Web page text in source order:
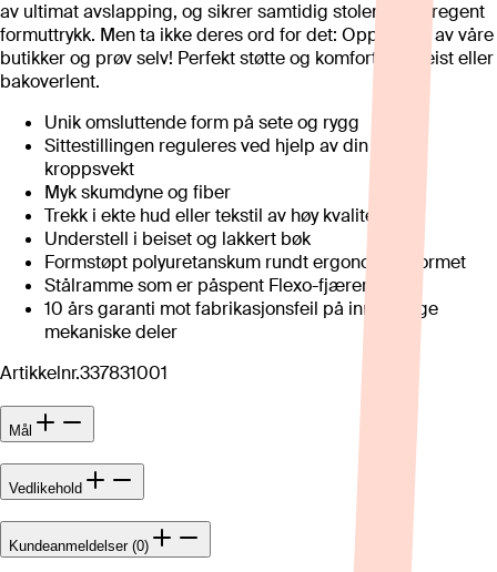
av ultimat avslapping, og sikrer samtidig stolen et særegent
formuttrykk. Men ta ikke deres ord for det: Oppsøk en av våre
butikker og prøv selv! Perfekt støtte og komfort, oppreist eller
bakoverlent.
Unik omsluttende form på sete og rygg
Sittestillingen reguleres ved hjelp av din egen
kroppsvekt
Myk skumdyne og fiber
Trekk i ekte hud eller tekstil av høy kvalitet
Understell i beiset og lakkert bøk
Formstøpt polyuretanskum rundt ergonomisk formet
Stålramme som er påspent Flexo-fjærer
10 års garanti mot fabrikasjonsfeil på innvendige
mekaniske deler
Artikkelnr.337831001
Mål
Vedlikehold
Kundeanmeldelser (0)